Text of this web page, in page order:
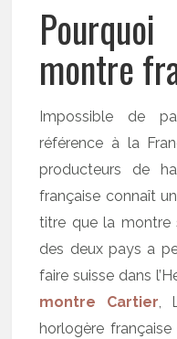
montre
Impossible de
référence à la
producteurs de
française connaît
titre que la montre
des deux pays a
faire suisse dans
montre Cartier,
horlogère